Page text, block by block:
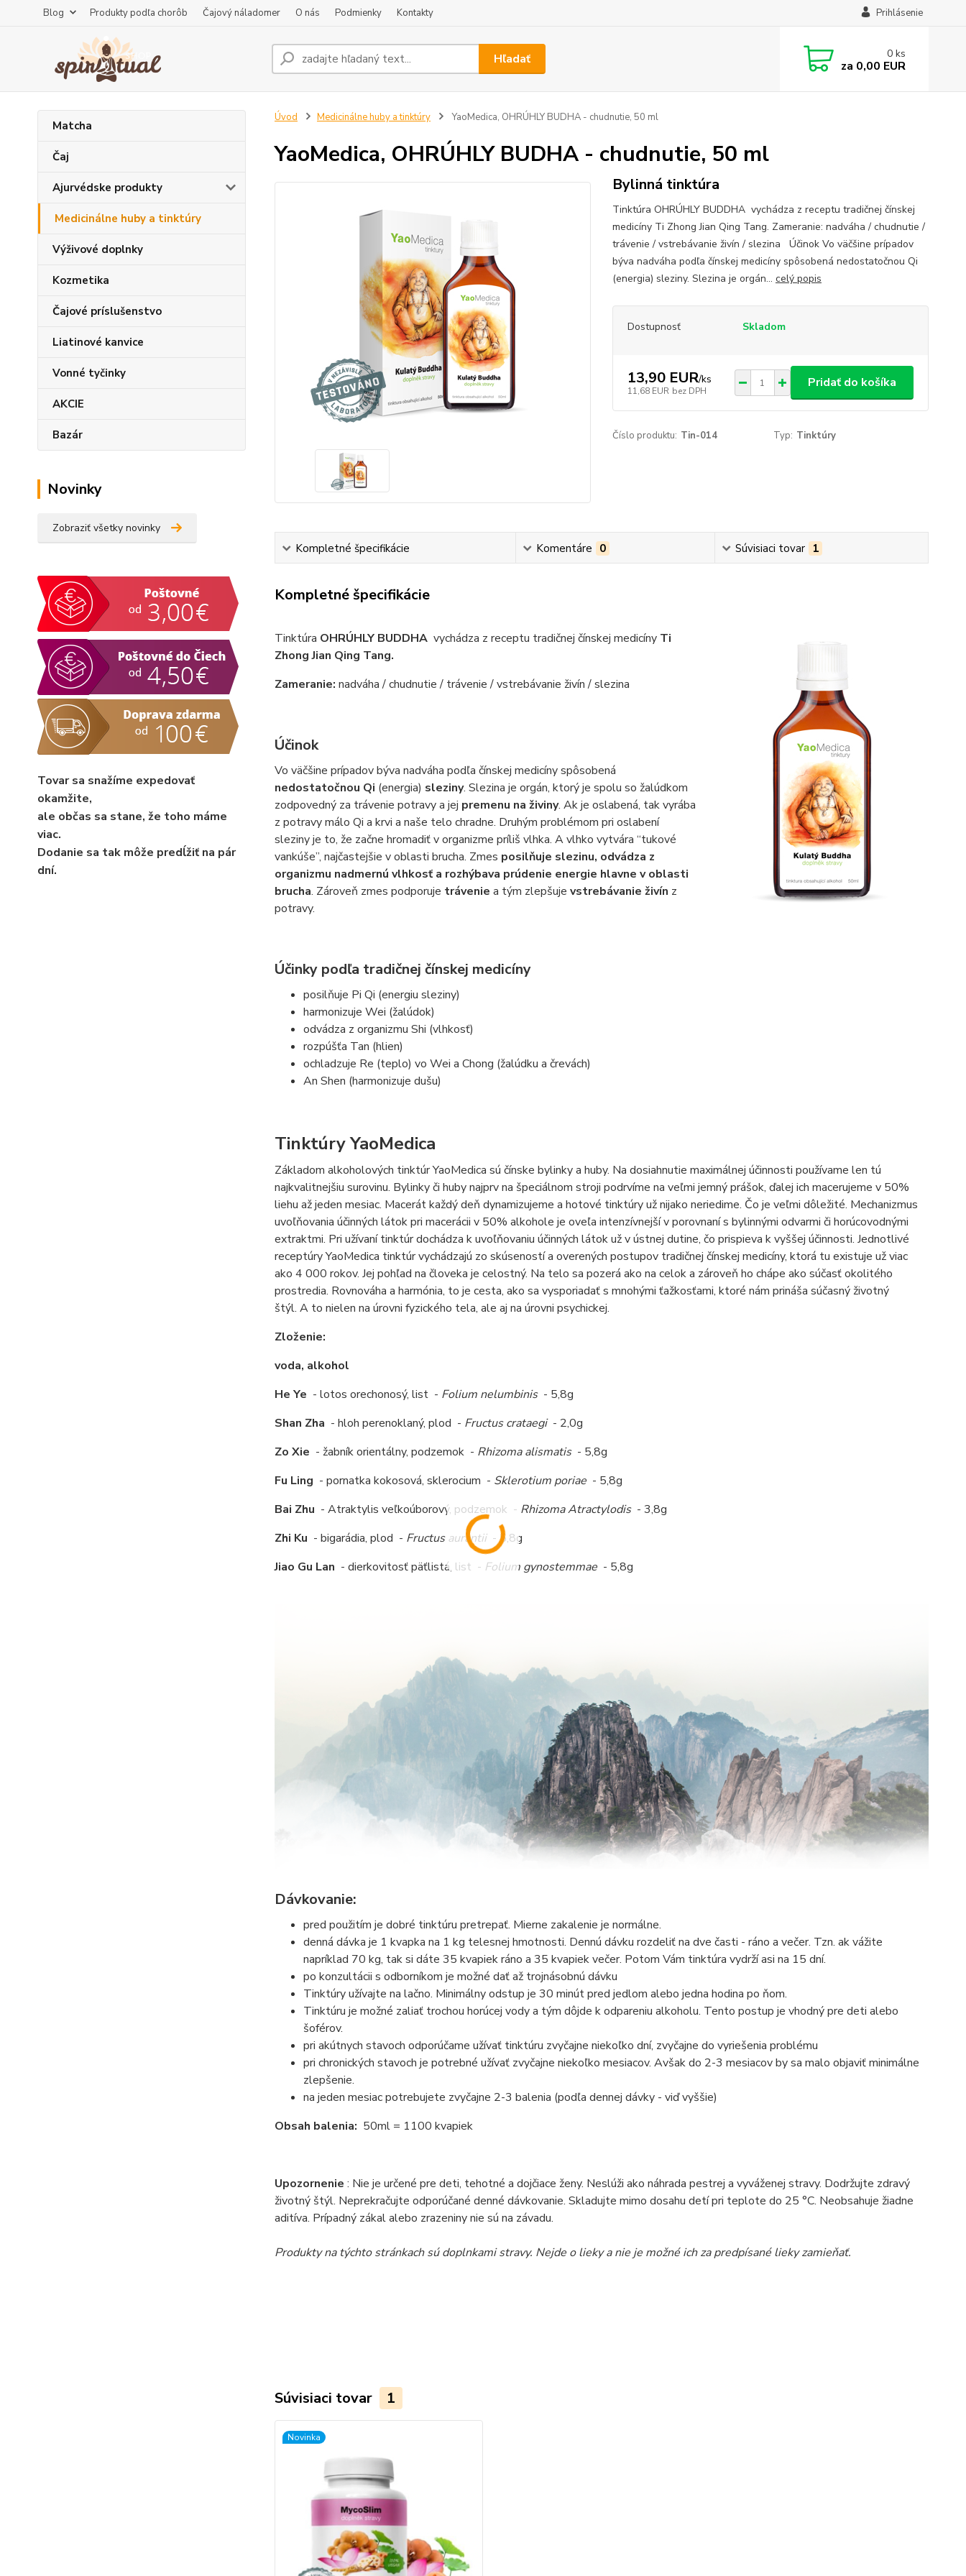
Blog Produkty podľa chorôb Čajový náladomer O nás Podmienky Kontakty Prihlásenie
Hľadať 0 ks
za 0,00 EUR
Matcha
Čaj
Ajurvédske produkty
Medicinálne huby a tinktúry
Výživové doplnky
Kozmetika
Čajové príslušenstvo
Liatinové kanvice
Vonné tyčinky
AKCIE
Bazár
Novinky
Zobraziť všetky novinky
Tovar sa snažíme expedovať
okamžite,
ale občas sa stane, že toho máme
viac.
Dodanie sa tak môže predĺžiť na pár
dní.
Úvod Medicinálne huby a tinktúry YaoMedica, OHRÚHLY BUDHA - chudnutie, 50 ml
YaoMedica, OHRÚHLY BUDHA - chudnutie, 50 ml
Bylinná tinktúra
Tinktúra OHRÚHLY BUDDHA vychádza z receptu tradičnej čínskej
medicíny Ti Zhong Jian Qing Tang. Zameranie: nadváha / chudnutie /
trávenie / vstrebávanie živín / slezina Účinok Vo väčšine prípadov
býva nadváha podľa čínskej medicíny spôsobená nedostatočnou Qi
(energia) sleziny. Slezina je orgán... celý popis
Dostupnosť Skladom
13,90 EUR/ks
11,68 EUR bez DPH
Pridať do košíka
Číslo produktu: Tin-014 Typ: Tinktúry
Kompletné špecifikácie Komentáre 0 Súvisiaci tovar 1
Kompletné špecifikácie
Tinktúra OHRÚHLY BUDDHA vychádza z receptu tradičnej čínskej medicíny Ti
Zhong Jian Qing Tang.
Zameranie: nadváha / chudnutie / trávenie / vstrebávanie živín / slezina
Účinok
Vo väčšine prípadov býva nadváha podľa čínskej medicíny spôsobená
nedostatočnou Qi (energia) sleziny. Slezina je orgán, ktorý je spolu so žalúdkom
zodpovedný za trávenie potravy a jej premenu na živiny. Ak je oslabená, tak vyrába
z potravy málo Qi a krvi a naše telo chradne. Druhým problémom pri oslabení
sleziny je to, že začne hromadiť v organizme príliš vlhka. A vlhko vytvára “tukové
vankúše”, najčastejšie v oblasti brucha. Zmes posilňuje slezinu, odvádza z
organizmu nadmernú vlhkosť a rozhýbava prúdenie energie hlavne v oblasti
brucha. Zároveň zmes podporuje trávenie a tým zlepšuje vstrebávanie živín z
potravy.
Účinky podľa tradičnej čínskej medicíny
posilňuje Pi Qi (energiu sleziny)
harmonizuje Wei (žalúdok)
odvádza z organizmu Shi (vlhkosť)
rozpúšťa Tan (hlien)
ochladzuje Re (teplo) vo Wei a Chong (žalúdku a črevách)
An Shen (harmonizuje dušu)
Tinktúry YaoMedica
Základom alkoholových tinktúr YaoMedica sú čínske bylinky a huby. Na dosiahnutie maximálnej účinnosti používame len tú
najkvalitnejšiu surovinu. Bylinky či huby najprv na špeciálnom stroji podrvíme na veľmi jemný prášok, ďalej ich macerujeme v 50%
liehu až jeden mesiac. Macerát každý deň dynamizujeme a hotové tinktúry už nijako neriedime. Čo je veľmi dôležité. Mechanizmus
uvoľňovania účinných látok pri macerácii v 50% alkohole je oveľa intenzívnejší v porovnaní s bylinnými odvarmi či horúcovodnými
extraktmi. Pri užívaní tinktúr dochádza k uvoľňovaniu účinných látok už v ústnej dutine, čo prispieva k vyššej účinnosti. Jednotlivé
receptúry YaoMedica tinktúr vychádzajú zo skúseností a overených postupov tradičnej čínskej medicíny, ktorá tu existuje už viac
ako 4 000 rokov. Jej pohľad na človeka je celostný. Na telo sa pozerá ako na celok a zároveň ho chápe ako súčasť okolitého
prostredia. Rovnováha a harmónia, to je cesta, ako sa vysporiadať s mnohými ťažkosťami, ktoré nám prináša súčasný životný
štýl. A to nielen na úrovni fyzického tela, ale aj na úrovni psychickej.
Zloženie:
voda, alkohol
He Ye - lotos orechonosý, list - Folium nelumbinis - 5,8g
Shan Zha - hloh perenoklaný, plod - Fructus crataegi - 2,0g
Zo Xie - žabník orientálny, podzemok - Rhizoma alismatis - 5,8g
Fu Ling - pornatka kokosová, sklerocium - Sklerotium poriae - 5,8g
Bai Zhu - Atraktylis veľkoúborový, podzemok - Rhizoma Atractylodis - 3,8g
Zhi Ku - bigarádia, plod - Fructus aurantii - 5,8g
Jiao Gu Lan - dierkovitosť päťlistá, list - Folium gynostemmae - 5,8g
Dávkovanie:
pred použitím je dobré tinktúru pretrepať. Mierne zakalenie je normálne.
denná dávka je 1 kvapka na 1 kg telesnej hmotnosti. Dennú dávku rozdeliť na dve časti - ráno a večer. Tzn. ak vážite
napríklad 70 kg, tak si dáte 35 kvapiek ráno a 35 kvapiek večer. Potom Vám tinktúra vydrží asi na 15 dní.
po konzultácii s odborníkom je možné dať až trojnásobnú dávku
Tinktúry užívajte na lačno. Minimálny odstup je 30 minút pred jedlom alebo jedna hodina po ňom.
Tinktúru je možné zaliať trochou horúcej vody a tým dôjde k odpareniu alkoholu. Tento postup je vhodný pre deti alebo
šoférov.
pri akútnych stavoch odporúčame užívať tinktúru zvyčajne niekoľko dní, zvyčajne do vyriešenia problému
pri chronických stavoch je potrebné užívať zvyčajne niekoľko mesiacov. Avšak do 2-3 mesiacov by sa malo objaviť minimálne
zlepšenie.
na jeden mesiac potrebujete zvyčajne 2-3 balenia (podľa dennej dávky - viď vyššie)
Obsah balenia: 50ml = 1100 kvapiek
Upozornenie : Nie je určené pre deti, tehotné a dojčiace ženy. Neslúži ako náhrada pestrej a vyváženej stravy. Dodržujte zdravý
životný štýl. Neprekračujte odporúčané denné dávkovanie. Skladujte mimo dosahu detí pri teplote do 25 °C. Neobsahuje žiadne
aditíva. Prípadný zákal alebo zrazeniny nie sú na závadu.
Produkty na týchto stránkach sú doplnkami stravy. Nejde o lieky a nie je možné ich za predpísané lieky zamieňať.
Súvisiaci tovar 1
Novinka